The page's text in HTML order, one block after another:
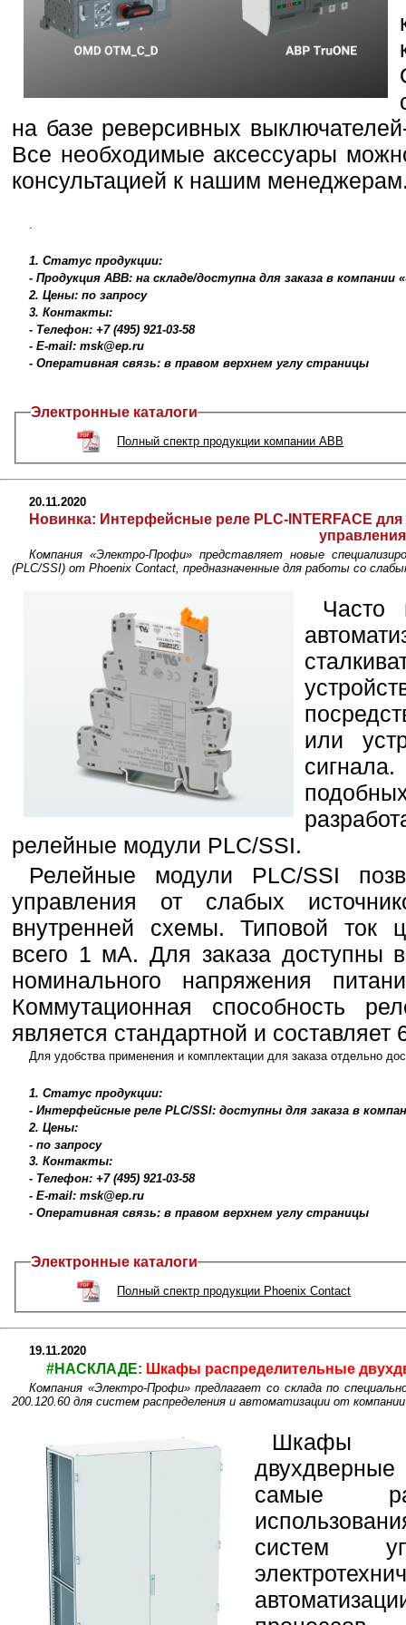
на базе реверсивных
Все необходимые аксессуары
консультацией к нашим
1. Статус продукции:
- Продукция ABB: на складе/доступна для заказа в
2. Цены: по запросу
3. Контакты:
- Телефон: +7 (495) 921-03-58
- E-mail: msk@ep.ru
- Оперативная связь: в правом верхнем углу страницы
Электронные каталоги
Полный спектр продукции компании ABB
20.11.2020
Новинка: Интерфейсные реле PLC-INTERFACE
управления
Компания «Электро-Профи» представляет новые
(PLC/SSI) от Phoenix Contact, предназначенные для работы со
Часто
или
релейные модули PLC/SSI.
Релейные модули PLC/SSI
управления от слабых
внутренней схемы. Типовой ток
всего 1 мА. Для заказа доступны
номинального напряжения
Коммутационная способность
является стандартной и
Для удобства применения и комплектации для заказа отдельно
1. Статус продукции:
- Интерфейсные реле PLC/SSI: доступны для заказа в
2. Цены:
- по запросу
3. Контакты:
- Телефон: +7 (495) 921-03-58
- E-mail: msk@ep.ru
- Оперативная связь: в правом верхнем углу страницы
Электронные каталоги
Полный спектр продукции Phoenix Contact
19.11.2020
#НАСКЛАДЕ: Шкафы распределительные
Компания «Электро-Профи» предлагает со склада по
200.120.60 для систем распределения и автоматизации от
Шкафы
самые
систем